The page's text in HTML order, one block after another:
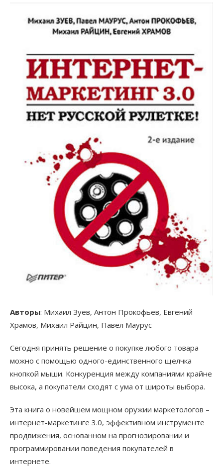
Авторы: Михаил Зуев, Антон Прокофьев, Евгений
Храмов, Михаил Райцин, Павел Маурус
Сегодня принять решение о покупке любого товара
можно с помощью одного-единственного щелчка
кнопкой мыши. Конкуренция между компаниями крайне
высока, а покупатели сходят с ума от широты выбора.
Эта книга о новейшем мощном оружии маркетологов –
интернет-маркетинге 3.0, эффективном инструменте
продвижения, основанном на прогнозировании и
программировании поведения покупателей в
интернете.